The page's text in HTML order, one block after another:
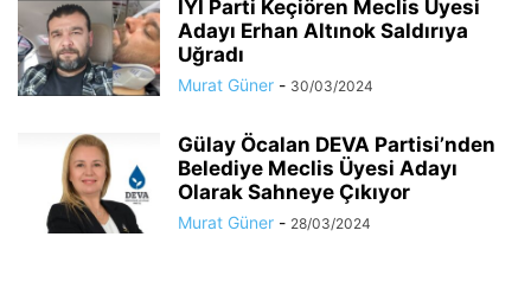
İYİ Parti Keçiören Meclis Üyesi
Adayı Erhan Altınok Saldırıya
Uğradı
Murat Güner - 30/03/2024
Gülay Öcalan DEVA Partisi’nden
Belediye Meclis Üyesi Adayı
Olarak Sahneye Çıkıyor
Murat Güner - 28/03/2024